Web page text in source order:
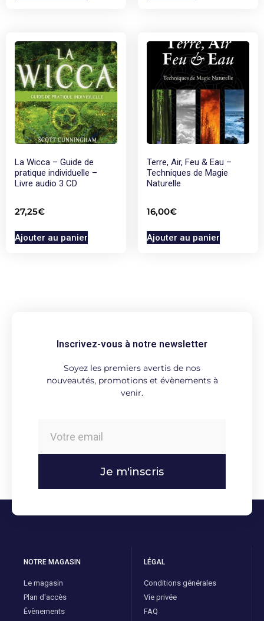
La Wicca – Guide de
pratique individuelle –
Livre audio 3 CD
27,25€
Ajouter au panier
Terre, Air, Feu & Eau –
Techniques de Magie
Naturelle
16,00€
Ajouter au panier
Inscrivez-vous à notre newsletter
Soyez les premiers avertis de nos
nouveautés, promotions et évènements à
venir.
Je m'inscris
NOTRE MAGASIN
Le magasin
Plan d'accès
Évènements
LÉGAL
Conditions générales
Vie privée
FAQ